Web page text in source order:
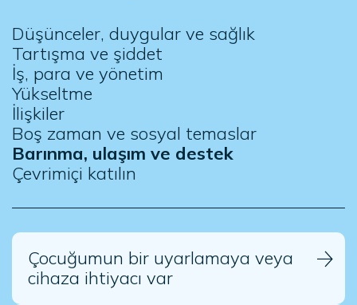
Düşünceler, duygular ve sağlık
Tartışma ve şiddet
İş, para ve yönetim
Yükseltme
İlişkiler
Boş zaman ve sosyal temaslar
Barınma, ulaşım ve destek
Çevrimiçi katılın
Çocuğumun bir uyarlamaya veya
cihaza ihtiyacı var